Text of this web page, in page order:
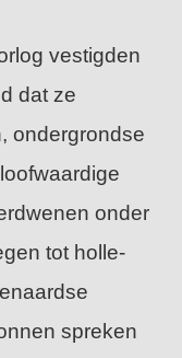
vestigden
dat ze
ondergrondse
onder
tot holle-
spreken